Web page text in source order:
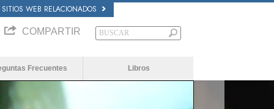
SITIOS WEB RELACIONADOS
COMPARTIR
Frecuentes Libros